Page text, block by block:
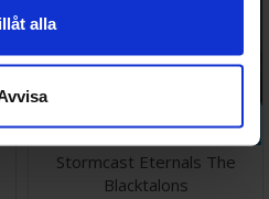
alla
Köp
Stormcast Eternals The
Blacktalons